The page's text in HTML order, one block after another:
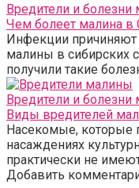
Вредители и болезни
Чем болеет малина в
Инфекции
малины в сибирских
получили такие
Вредители и болезни
Виды вредителей
Насекомые, которые
насаждениях
практически не
Добавить